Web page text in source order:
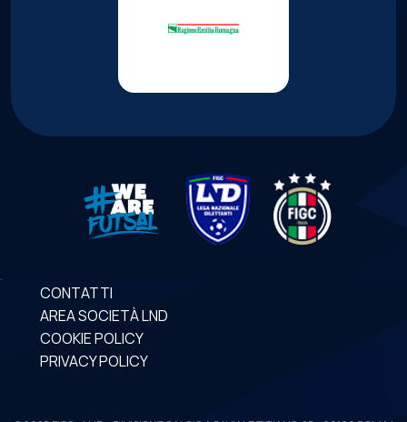
CONTATTI
AREA SOCIETÀ LND
COOKIE POLICY
PRIVACY POLICY